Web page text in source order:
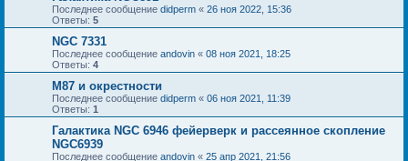
Последнее сообщение didperm « 26 ноя 2022, 15:36
Ответы: 5
NGC 7331
Последнее сообщение andovin « 08 ноя 2021, 18:25
Ответы: 4
M87 и окрестности
Последнее сообщение didperm « 06 ноя 2021, 11:39
Ответы: 1
Галактика NGC 6946 фейерверк и рассеянное скопление
NGC6939
Последнее сообщение andovin « 25 апр 2021, 21:56